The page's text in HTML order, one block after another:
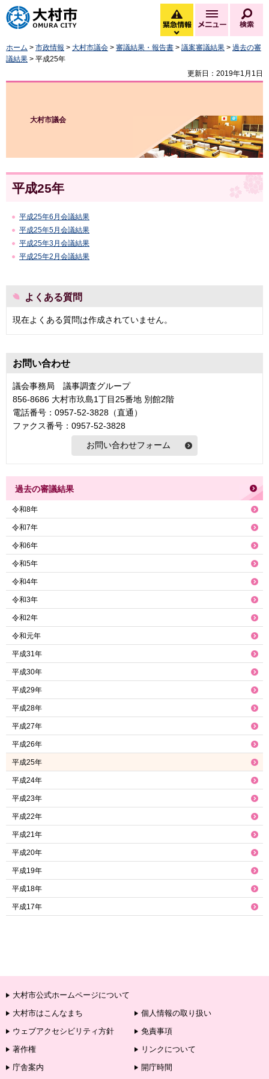
大村市
緊急情報
緊急情報を開く
メニュー
ホーム > 市政情報 > 大村市議会 > 審議結果・報告書 > 議案審議結果 > 過去の審
議結果 > 平成25年
更新日：2019年1月1日
大村市議会
平成25年
平成25年6月会議結果
平成25年5月会議結果
平成25年3月会議結果
平成25年2月会議結果
よくある質問
現在よくある質問は作成されていません。
お問い合わせ
議会事務局 議事調査グループ
856-8686 大村市玖島1丁目25番地 別館2階
電話番号：0957-52-3828（直通）
ファクス番号：0957-52-3828
過去の審議結果
令和8年
令和7年
令和6年
令和5年
令和4年
令和3年
令和2年
令和元年
平成31年
平成30年
平成29年
平成28年
平成27年
平成26年
平成25年
平成24年
平成23年
平成22年
平成21年
平成20年
平成19年
平成18年
平成17年
大村市公式ホームページについて
大村市はこんなまち
個人情報の取り扱い
ウェブアクセシビリティ方針
免責事項
著作権
リンクについて
庁舎案内
開庁時間